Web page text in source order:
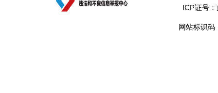
ICP证号：
网站标识码